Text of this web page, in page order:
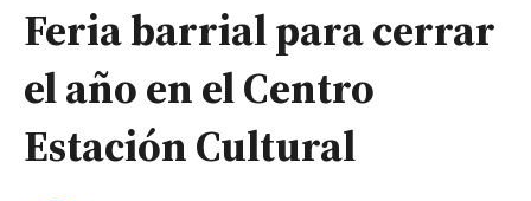
Feria barrial para cerrar
el año en el Centro
Estación Cultural